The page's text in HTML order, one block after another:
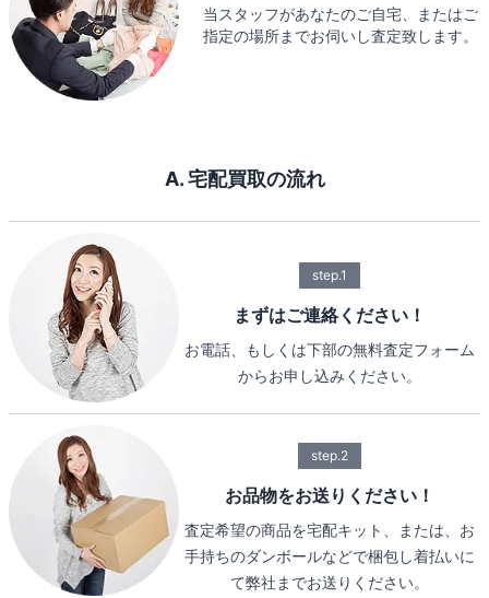
当スタッフがあなたのご自宅、またはご
指定の場所までお伺いし査定致します。
A. 宅配買取の流れ
step.1
まずはご連絡ください！
お電話、もしくは下部の無料査定フォーム
からお申し込みください。
step.2
お品物をお送りください！
査定希望の商品を宅配キット、または、お
手持ちのダンボールなどで梱包し着払いに
て弊社までお送りください。